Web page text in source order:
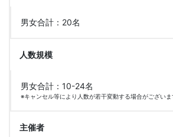
男女合計：20名
人数規模
男女合計：10-24名
※キャンセル等により人数が若干変動する場合がございま
主催者